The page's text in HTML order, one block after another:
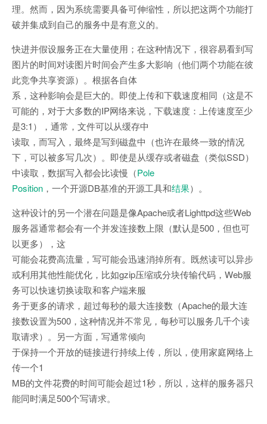
理。然而，因为系统需要具备可伸缩性，所以把这两个功能打
破并集成到自己的服务中是有意义的。
快进并假设服务正在大量使用；在这种情况下，很容易看到写
图片的时间对读图片时间会产生多大影响（他们两个功能在彼
此竞争共享资源）。根据各自体
系，这种影响会是巨大的。即使上传和下载速度相同（这是不
可能的，对于大多数的IP网络来说，下载速度：上传速度至少
是3:1），通常，文件可以从缓存中
读取，而写入，最终是写到磁盘中（也许在最终一致的情况
下，可以被多写几次）。即使是从缓存或者磁盘（类似SSD）
中读取，数据写入都会比读慢（Pole
Position ，一个开源DB基准的开源工具和结果）。
这种设计的另一个潜在问题是像Apache或者Lighttpd这些Web
服务器通常都会有一个并发连接数上限（默认是500，但也可
以更多），这
可能会花费高流量，写可能会迅速消掉所有。既然读可以异步
或利用其他性能优化，比如gzip压缩或分块传输代码，Web服
务可以快速切换读取和客户端来服
务于更多的请求，超过每秒的最大连接数（Apache的最大连
接数设置为500，这种情况并不常见，每秒可以服务几千个读
取请求）。另一方面，写通常倾向
于保持一个开放的链接进行持续上传，所以，使用家庭网络上
传一个1
MB的文件花费的时间可能会超过1秒，所以，这样的服务器只
能同时满足500个写请求。